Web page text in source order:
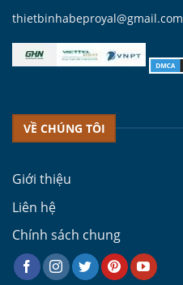
thietbinhabeproyal@gmail.com
VỀ CHÚNG TÔI
Giới thiệu
Liên hệ
Chính sách chung